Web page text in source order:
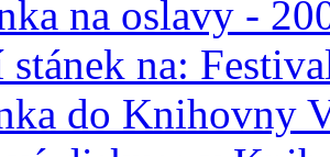
na oslavy -
stánek na:
do Knihovny